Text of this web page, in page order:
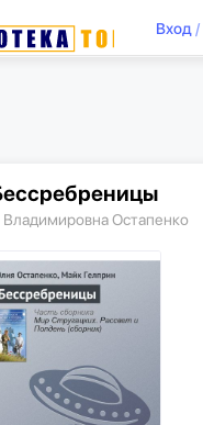
Вход/
Остапенко